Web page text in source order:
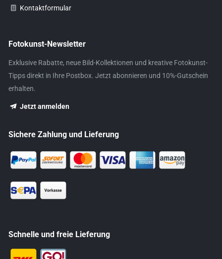
Kontaktformular
Fotokunst-Newsletter
Exklusive Rabatte, neue Bild-Kollektionen und kreative Fotokunst-
Tipps direkt in Ihre Postbox. Jetzt abonnieren und 10%-Gutschein
erhalten.
Jetzt anmelden
Sichere Zahlung und Lieferung
Schnelle und freie Lieferung